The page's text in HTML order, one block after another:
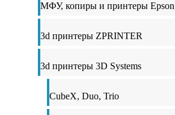
МФУ, копиры и принтеры Epson
3d принтеры ZPRINTER
3d принтеры 3D Systems
CubeX, Duo, Trio